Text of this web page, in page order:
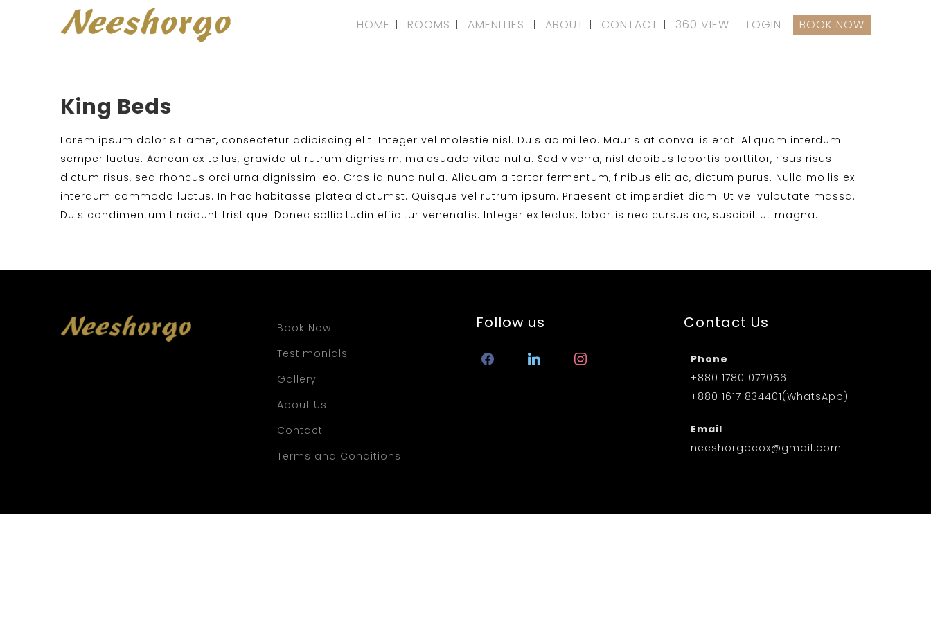
HOME ROOMS AMENITIES ABOUT CONTACT 360 VIEW LOGIN BOOK NOW
King Beds
Lorem ipsum dolor sit amet, consectetur adipiscing elit. Integer vel molestie nisl. Duis ac mi leo. Mauris at convallis erat. Aliquam interdum
semper luctus. Aenean ex tellus, gravida ut rutrum dignissim, malesuada vitae nulla. Sed viverra, nisl dapibus lobortis porttitor, risus risus
dictum risus, sed rhoncus orci urna dignissim leo. Cras id nunc nulla. Aliquam a tortor fermentum, finibus elit ac, dictum purus. Nulla mollis ex
interdum commodo luctus. In hac habitasse platea dictumst. Quisque vel rutrum ipsum. Praesent at imperdiet diam. Ut vel vulputate massa.
Duis condimentum tincidunt tristique. Donec sollicitudin efficitur venenatis. Integer ex lectus, lobortis nec cursus ac, suscipit ut magna.
Book Now
Testimonials
Gallery
About Us
Contact
Terms and Conditions
Follow us
facebooklinkedin instagram
Contact Us
Phone
+880 1780 077056
+880 1617 834401(WhatsApp)
Email
neeshorgocox@gmail.com